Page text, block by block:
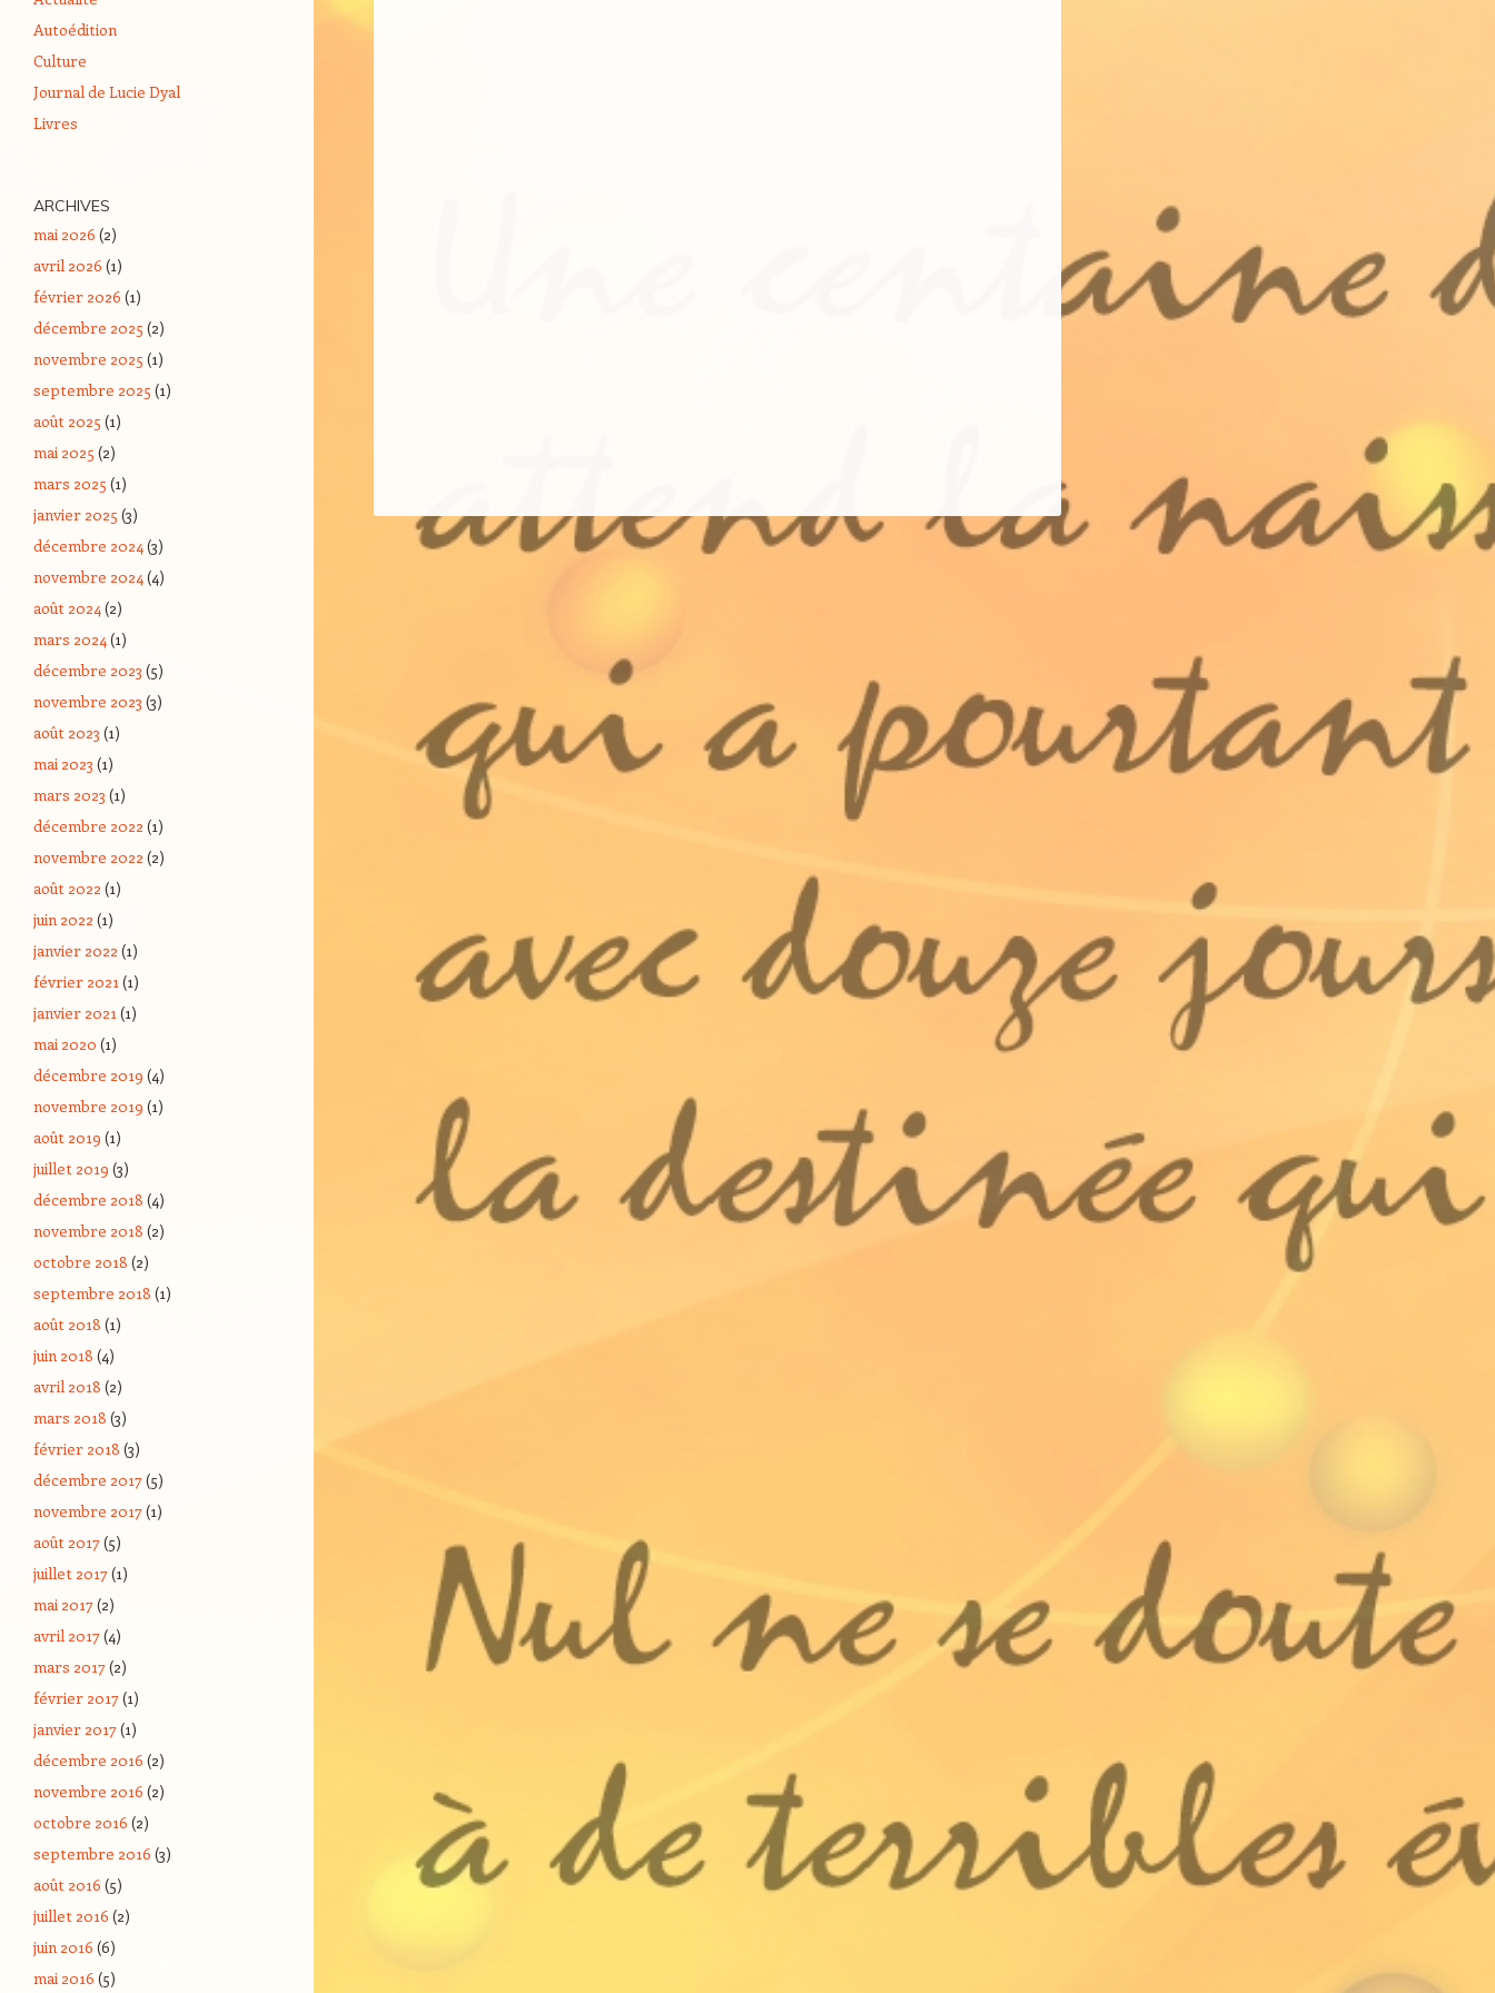
Autoédition
Culture
Journal de Lucie Dyal
Livres
ARCHIVES
mai 2026 (2)
avril 2026 (1)
février 2026 (1)
décembre 2025 (2)
novembre 2025 (1)
septembre 2025 (1)
août 2025 (1)
mai 2025 (2)
mars 2025 (1)
janvier 2025 (3)
décembre 2024(3)
novembre 2024(4)
août 2024(2)
mars 2024(1)
décembre 2023 (5)
novembre 2023 (3)
août 2023 (1)
mai 2023 (1)
mars 2023 (1)
décembre 2022 (1)
novembre 2022 (2)
août 2022 (1)
juin 2022 (1)
janvier 2022 (1)
février 2021(1)
janvier 2021(1)
mai 2020 (1)
décembre 2019 (4)
novembre 2019 (1)
août 2019 (1)
juillet 2019 (3)
décembre 2018 (4)
novembre 2018 (2)
octobre 2018 (2)
septembre 2018 (1)
août 2018 (1)
juin 2018 (4)
avril 2018 (2)
mars 2018 (3)
février 2018 (3)
décembre 2017(5)
novembre 2017(1)
août 2017(5)
juillet 2017(1)
mai 2017(2)
avril 2017(4)
mars 2017(2)
février 2017(1)
janvier 2017(1)
décembre 2016 (2)
novembre 2016 (2)
octobre 2016 (2)
septembre 2016 (3)
août 2016 (5)
juillet 2016 (2)
juin 2016 (6)
mai 2016 (5)